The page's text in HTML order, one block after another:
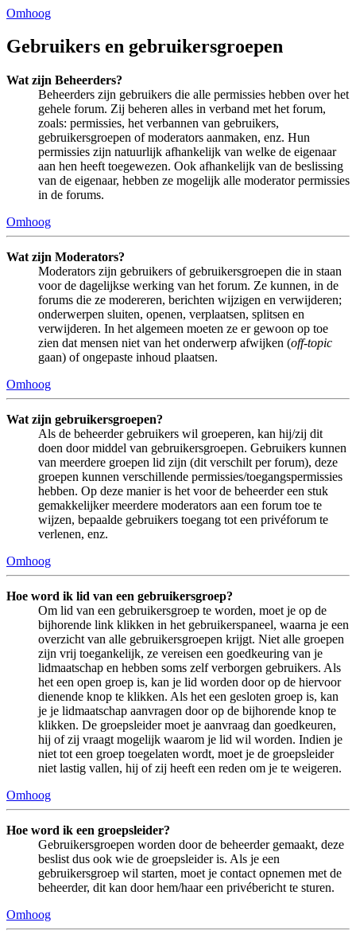
Omhoog
Gebruikers en gebruikersgroepen
Wat zijn Beheerders?
Beheerders zijn gebruikers die alle permissies hebben over het
gehele forum. Zij beheren alles in verband met het forum,
zoals: permissies, het verbannen van gebruikers,
gebruikersgroepen of moderators aanmaken, enz. Hun
permissies zijn natuurlijk afhankelijk van welke de eigenaar
aan hen heeft toegewezen. Ook afhankelijk van de beslissing
van de eigenaar, hebben ze mogelijk alle moderator permissies
in de forums.
Omhoog
Wat zijn Moderators?
Moderators zijn gebruikers of gebruikersgroepen die in staan
voor de dagelijkse werking van het forum. Ze kunnen, in de
forums die ze modereren, berichten wijzigen en verwijderen;
onderwerpen sluiten, openen, verplaatsen, splitsen en
verwijderen. In het algemeen moeten ze er gewoon op toe
zien dat mensen niet van het onderwerp afwijken (off-topic
gaan) of ongepaste inhoud plaatsen.
Omhoog
Wat zijn gebruikersgroepen?
Als de beheerder gebruikers wil groeperen, kan hij/zij dit
doen door middel van gebruikersgroepen. Gebruikers kunnen
van meerdere groepen lid zijn (dit verschilt per forum), deze
groepen kunnen verschillende permissies/toegangspermissies
hebben. Op deze manier is het voor de beheerder een stuk
gemakkelijker meerdere moderators aan een forum toe te
wijzen, bepaalde gebruikers toegang tot een privéforum te
verlenen, enz.
Omhoog
Hoe word ik lid van een gebruikersgroep?
Om lid van een gebruikersgroep te worden, moet je op de
bijhorende link klikken in het gebruikerspaneel, waarna je een
overzicht van alle gebruikersgroepen krijgt. Niet alle groepen
zijn vrij toegankelijk, ze vereisen een goedkeuring van je
lidmaatschap en hebben soms zelf verborgen gebruikers. Als
het een open groep is, kan je lid worden door op de hiervoor
dienende knop te klikken. Als het een gesloten groep is, kan
je je lidmaatschap aanvragen door op de bijhorende knop te
klikken. De groepsleider moet je aanvraag dan goedkeuren,
hij of zij vraagt mogelijk waarom je lid wil worden. Indien je
niet tot een groep toegelaten wordt, moet je de groepsleider
niet lastig vallen, hij of zij heeft een reden om je te weigeren.
Omhoog
Hoe word ik een groepsleider?
Gebruikersgroepen worden door de beheerder gemaakt, deze
beslist dus ook wie de groepsleider is. Als je een
gebruikersgroep wil starten, moet je contact opnemen met de
beheerder, dit kan door hem/haar een privébericht te sturen.
Omhoog